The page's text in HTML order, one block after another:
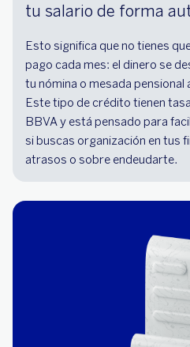
tu salario de forma
Esto significa que no tienes
pago cada mes: el dinero se
tu nómina o mesada pensional
Este tipo de crédito tienen
BBVA y está pensado para
si buscas organización en tus
atrasos o sobre endeudarte.